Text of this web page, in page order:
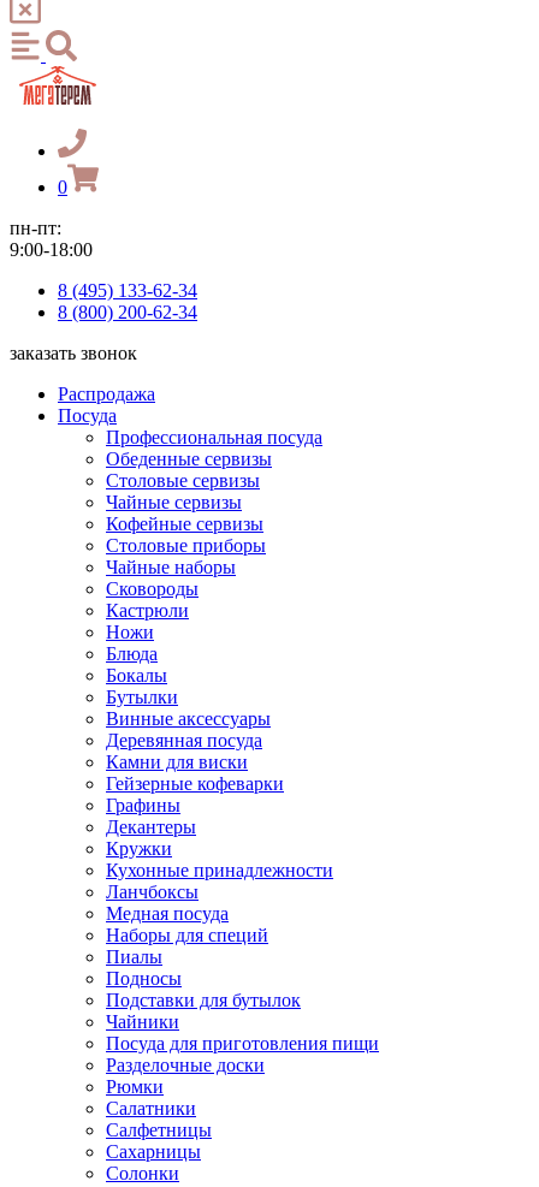
0
пн-пт:
9:00-18:00
8 (495) 133-62-34
8 (800) 200-62-34
заказать звонок
Распродажа
Посуда
Профессиональная посуда
Обеденные сервизы
Столовые сервизы
Чайные сервизы
Кофейные сервизы
Столовые приборы
Чайные наборы
Сковороды
Кастрюли
Ножи
Блюда
Бокалы
Бутылки
Винные аксессуары
Деревянная посуда
Камни для виски
Гейзерные кофеварки
Графины
Декантеры
Кружки
Кухонные принадлежности
Ланчбоксы
Медная посуда
Наборы для специй
Пиалы
Подносы
Подставки для бутылок
Чайники
Посуда для приготовления пищи
Разделочные доски
Рюмки
Салатники
Салфетницы
Сахарницы
Солонки